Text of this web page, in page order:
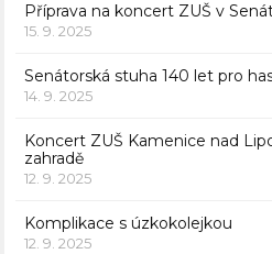
Příprava na koncert ZUŠ v
15. 9. 2025
Senátorská stuha 140 let pro
14. 9. 2025
Koncert ZUŠ Kamenice nad
zahradě
12. 9. 2025
Komplikace s úzkokolejkou
12. 9. 2025